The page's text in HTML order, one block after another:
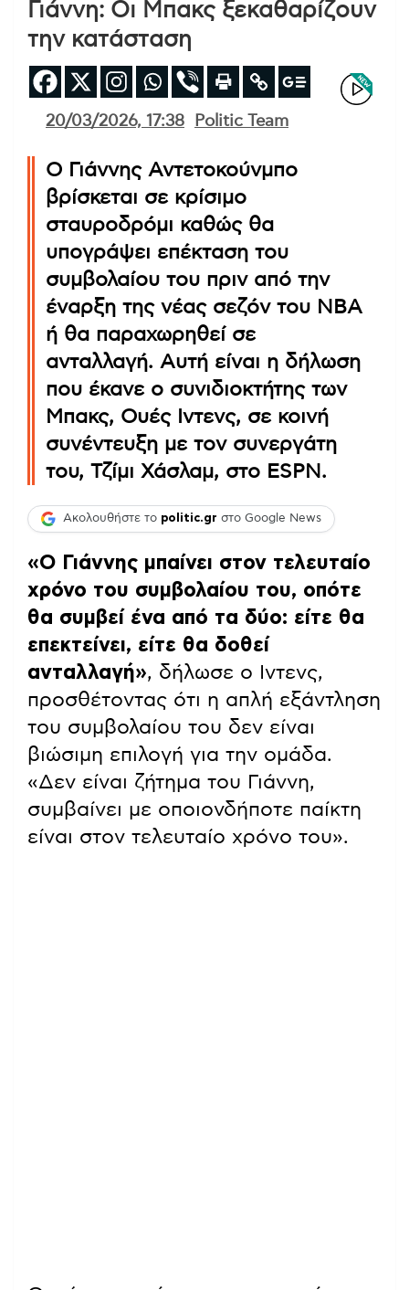
Γιάννη: Οι Μπακς ξεκαθαρίζουν
την κατάσταση
20/03/2026, 17:38 Politic Team
Ο Γιάννης Αντετοκούνμπο
βρίσκεται σε κρίσιμο
σταυροδρόμι καθώς θα
υπογράψει επέκταση του
συμβολαίου του πριν από την
έναρξη της νέας σεζόν του NBA
ή θα παραχωρηθεί σε
ανταλλαγή. Αυτή είναι η δήλωση
που έκανε ο συνιδιοκτήτης των
Μπακς, Ουές Ιντενς, σε κοινή
συνέντευξη με τον συνεργάτη
του, Τζίμι Χάσλαμ, στο ESPN.
Ακολουθήστε το politic.gr στο Google News
«Ο Γιάννης μπαίνει στον τελευταίο
χρόνο του συμβολαίου του, οπότε
θα συμβεί ένα από τα δύο: είτε θα
επεκτείνει, είτε θα δοθεί
ανταλλαγή», δήλωσε ο Ιντενς,
προσθέτοντας ότι η απλή εξάντληση
του συμβολαίου του δεν είναι
βιώσιμη επιλογή για την ομάδα.
«Δεν είναι ζήτημα του Γιάννη,
συμβαίνει με οποιονδήποτε παίκτη
είναι στον τελευταίο χρόνο του».